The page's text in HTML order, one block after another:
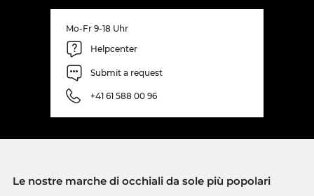
Mo-Fr 9-18 Uhr
Helpcenter
Submit a request
+41 61 588 00 96
Le nostre marche di occhiali da sole più popolari